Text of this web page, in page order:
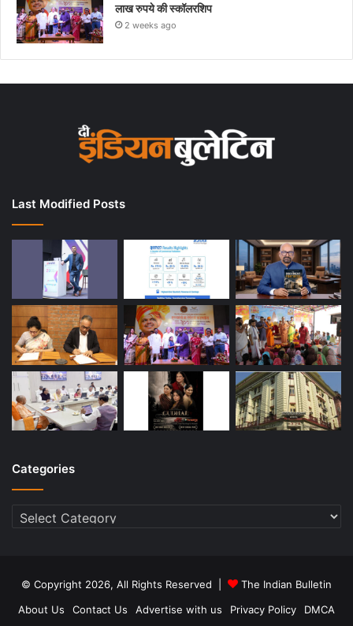
लाख रुपये की स्कॉलरशिप
2 weeks ago
Last Modified Posts
Categories
Categories
© Copyright 2026, All Rights Reserved |
The Indian Bulletin
About Us
Contact Us Advertise with us Privacy Policy DMCA